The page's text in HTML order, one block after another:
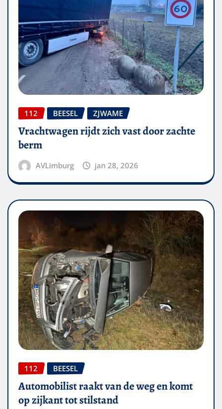
112 BEESEL ZJWAME
Vrachtwagen rijdt zich vast door zachte
berm
AVLimburg jan 28, 2026
112 BEESEL
Automobilist raakt van de weg en komt
op zijkant tot stilstand